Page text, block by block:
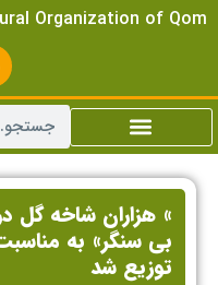
Organization of Qom
» هزاران شاخه گل
بی سنگر» به
توزیع شد